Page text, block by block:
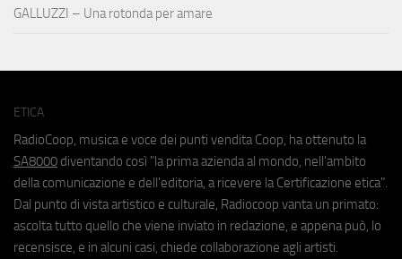
GALLUZZI – Una rotonda per amare
ETICA
RadioCoop, musica e voce dei punti vendita Coop, ha ottenuto la
SA8000 diventando così "la prima azienda al mondo, nell'ambito
della comunicazione e dell'editoria, a ricevere la Certificazione etica".
Dal punto di vista artistico e culturale, Radiocoop vanta un primato:
ascolta tutto quello che viene inviato in redazione, e appena può, lo
recensisce, e in alcuni casi, chiede collaborazione agli artisti.